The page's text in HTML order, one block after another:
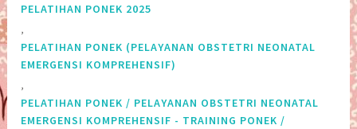
PELATIHAN PONEK 2025
,
PELATIHAN PONEK (PELAYANAN OBSTETRI NEONATAL
EMERGENSI KOMPREHENSIF)
,
PELATIHAN PONEK / PELAYANAN OBSTETRI NEONATAL
EMERGENSI KOMPREHENSIF - TRAINING PONEK /